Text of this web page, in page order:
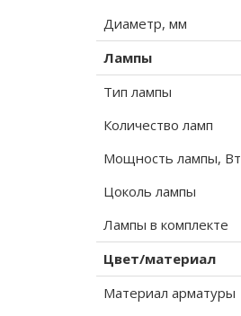
Диаметр, мм
Лампы
Тип лампы
Количество ламп
Мощность лампы, Вт
Цоколь лампы
Лампы в комплекте
Цвет/материал
Материал арматуры